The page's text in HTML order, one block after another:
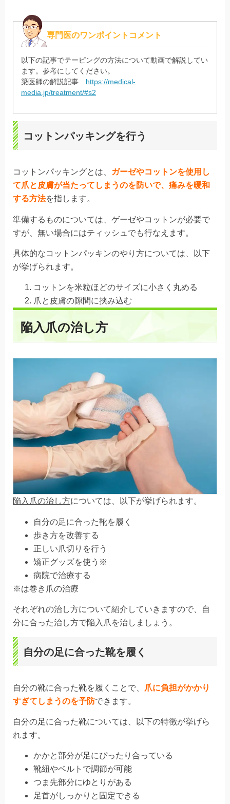
専門医のワンポイントコメント
以下の記事でテーピングの方法について動画で解説してい
ます。参考にしてください。
簗医師の解説記事 https://medical-
media.jp/treatment/#s2
コットンパッキングを行う
コットンパッキングとは、
ガーゼやコットンを使用し
て爪と皮膚が当たってしまうのを防いで、痛みを暖和
する方法を指します。
準備するものについては、ゲーゼやコットンが必要で
すが、 無い場合にはティッシュでも行なえます。
具体的なコットンパッキンのやり方については、以下
が挙げられます。
コットンを米粒ほどのサイズに小さく丸める
爪と皮膚の隙間に挟み込む
陥入爪の治し方
陥入爪の治し方については、以下が挙げられます。
自分の足に合った靴を履く
歩き方を改善する
正しい爪切りを行う
矯正グッズを使う※
病院で治療する
※は巻き爪の治療
それぞれの治し方について紹介していきますので、自
分に合った治し方で陥入爪を治しましょう。
自分の足に合った靴を履く
自分の靴に合った靴を履くことで、
爪に負担がかかり
すぎてしまうのを予防できます。
自分の足に合った靴については、以下の特徴が挙げら
れます。
かかと部分が足にぴったり合っている
靴紐やベルトで調節が可能
つま先部分にゆとりがある
足首がしっかりと固定できる